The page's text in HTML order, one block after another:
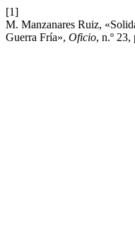
[1]
M. Manzanares Ruiz,
Guerra Fría», Oficio, n.º